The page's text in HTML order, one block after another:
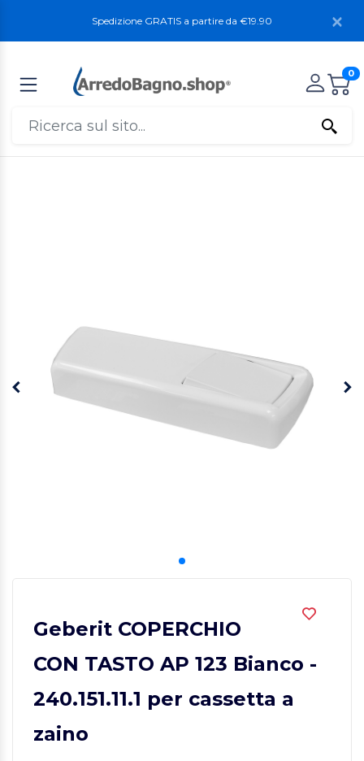
Spedizione GRATIS a partire da €19.90
0
Geberit COPERCHIO
CON TASTO AP 123 Bianco -
240.151.11.1 per cassetta a
zaino